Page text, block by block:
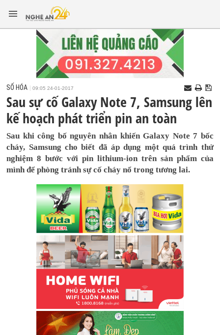
SỐ HÓA 09:05 24-01-2017
Sau sự cố Galaxy Note 7, Samsung lên
kế hoạch phát triển pin an toàn
Sau khi công bố nguyên nhân khiến Galaxy Note 7 bốc
cháy, Samsung cho biết đã áp dụng một quá trình thử
nghiệm 8 bước với pin lithium-ion trên sản phẩm của
mình để phòng tránh sự cố cháy nổ trong tương lai.